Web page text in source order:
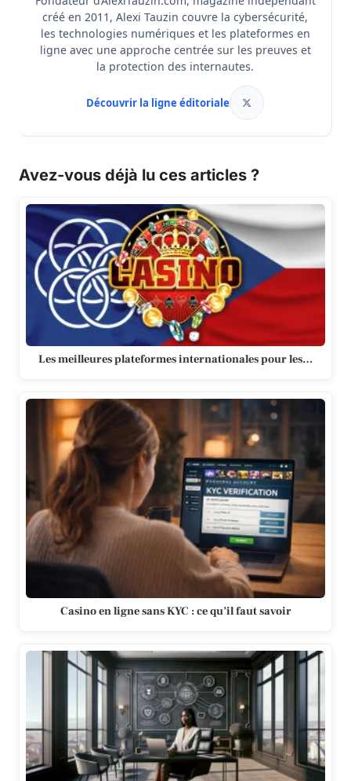
créé en 2011, Alexi Tauzin couvre la cybersécurité,
les technologies numériques et les plateformes en
ligne avec une approche centrée sur les preuves et
la protection des internautes.
Découvrir la ligne éditoriale
Avez-vous déjà lu ces articles ?
Les meilleures plateformes internationales pour les…
Casino en ligne sans KYC : ce qu’il faut savoir